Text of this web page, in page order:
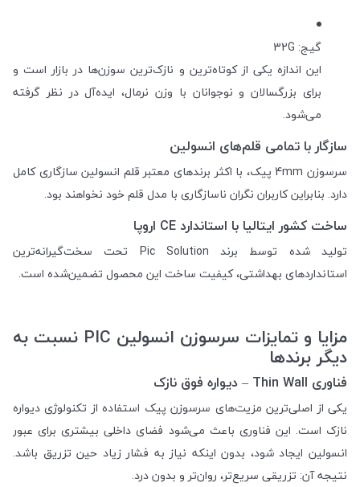
گیج: 32G
این اندازه یکی از کوتاه‌ترین و نازک‌ترین سوزن‌ها در بازار است و
برای بزرگسالان و نوجوانان با وزن نرمال، ایده‌آل در نظر گرفته
می‌شود.
سازگار با تمامی قلم‌های انسولین
سرسوزن 4mm پیک، با اکثر برندهای معتبر قلم انسولین سازگاری کامل
دارد. بنابراین کاربران نگران ناسازگاری با مدل قلم خود نخواهند بود.
ساخت کشور ایتالیا با استاندارد CE اروپا
تولید شده توسط برند Pic Solution تحت سخت‌گیرانه‌ترین
استانداردهای بهداشتی، کیفیت ساخت این محصول تضمین‌شده است.
مزایا و تمایزات سرسوزن انسولین PIC نسبت به
دیگر برندها
فناوری Thin Wall – دیواره فوق نازک
یکی از اصلی‌ترین مزیت‌های سرسوزن پیک استفاده از تکنولوژی دیواره
نازک است. این فناوری باعث می‌شود فضای داخلی بیشتری برای عبور
انسولین ایجاد شود، بدون اینکه نیاز به فشار زیاد حین تزریق باشد.
نتیجه آن: تزریقی سریع‌تر، روان‌تر و بدون درد.